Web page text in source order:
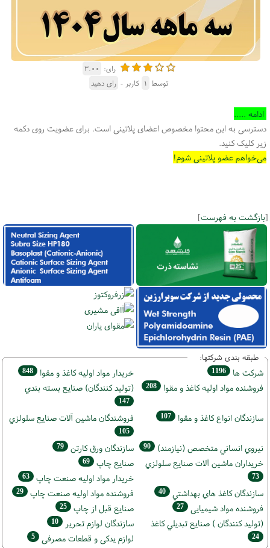
رای: ۳.۰۰
توسط ۱ کاربر - رای دهید
ادامه .....
دسترسی به این محتوا مخصوص اعضای پلاتینی است. برای عضویت روی دکمه
زیر کلیک کنید.
می‌خواهم عضو پلاتینی شوم!
[بازگشت به فهرست]
طبقه بندی شرکتها:
شركت ها 1196 خريدار مواد اوليه كاغذ و مقوا 848
فروشنده مواد اوليه كاغذ و مقوا 208 (تولید كنندگان) صنايع بسته بندي
147
سازندگان انواع کاغذ و مقوا 107 فروشندگان ماشين آلات صنايع سلولزي
105
نيروي انساني متخصص (نیازمند) 90 سازندگان ورق كارتن 79
خریداران ماشين آلات صنايع سلولزي
73
صنايع چاپ 69
خريدار مواد اوليه صنعت چاپ 63
سازندگان كاغذ هاي بهداشتي 40 فروشنده مواد اوليه صنعت چاپ 29
فروشنده مواد شیمیایی 27 صنايع قبل از چاپ 25
(تولید كنندگان ) صنايع تبديلي كاغذ
24
سازندگان لوازم تحریر 10
لوازم یدکی و قطعات مصرفی 5